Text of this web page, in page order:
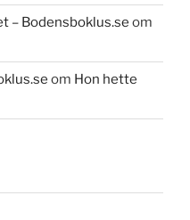
– Bodensboklus.se om
om Hon hette